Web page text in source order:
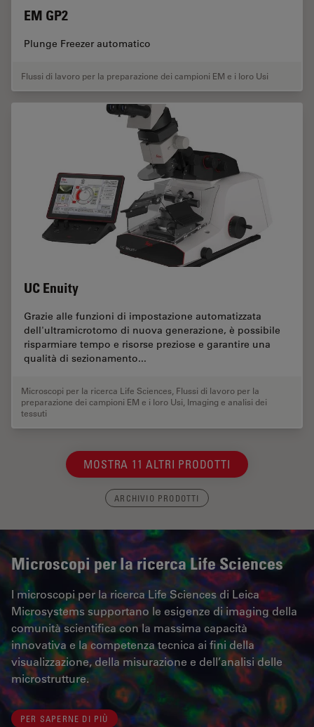
EM GP2
Plunge Freezer automatico
Flussi di lavoro per la preparazione dei campioni EM e i loro Usi
UC Enuity
Grazie alle funzioni di impostazione automatizzata
dell'ultramicrotomo di nuova generazione, è possibile
risparmiare tempo e risorse preziose e garantire una
qualità di sezionamento...
Microscopi per la ricerca Life Sciences Flussi di lavoro per la
preparazione dei campioni EM e i loro Usi Imaging e analisi dei
tessuti
MOSTRA 11 ALTRI PRODOTTI
ARCHIVIO PRODOTTI
Microscopi per la ricerca Life Sciences
I microscopi per la ricerca Life Sciences di Leica
Microsystems supportano le esigenze di imaging della
comunità scientifica con la massima capacità
innovativa e la competenza tecnica ai fini della
visualizzazione, della misurazione e dell’analisi delle
microstrutture.
PER SAPERNE DI PIÙ